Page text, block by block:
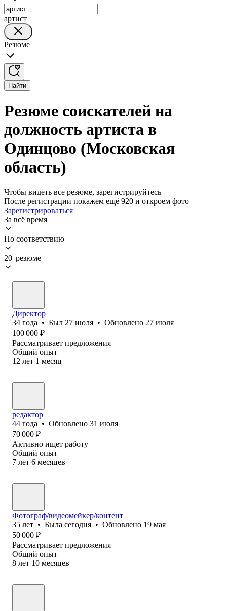
артист
Резюме
Найти
Резюме соискателей на
должность артиста в
Одинцово (Московская
область)
Чтобы видеть все резюме, зарегистрируйтесь
После регистрации покажем ещё 920 и откроем фото
Зарегистрироваться
За всё время
По соответствию
20 резюме
Директор
34 года • Был 27 июля • Обновлено 27 июля
100 000 ₽
Рассматривает предложения
Общий опыт
12 лет 1 месяц
редактор
44 года • Обновлено 31 июля
70 000 ₽
Активно ищет работу
Общий опыт
7 лет 6 месяцев
Фотограф/видеомейкер/контент
35 лет • Была сегодня • Обновлено 19 мая
50 000 ₽
Рассматривает предложения
Общий опыт
8 лет 10 месяцев